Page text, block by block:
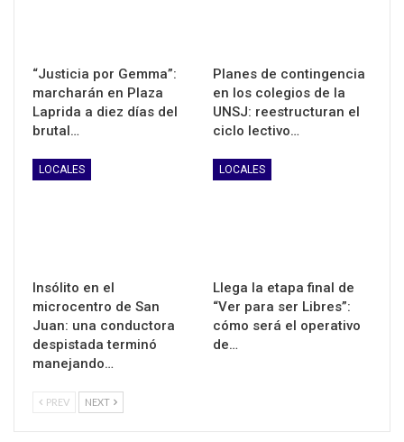
“Justicia por Gemma”:
marcharán en Plaza
Laprida a diez días del
brutal…
Planes de contingencia
en los colegios de la
UNSJ: reestructuran el
ciclo lectivo…
LOCALES
Insólito en el
microcentro de San
Juan: una conductora
despistada terminó
manejando…
LOCALES
Llega la etapa final de
“Ver para ser Libres”:
cómo será el operativo
de…
PREV NEXT